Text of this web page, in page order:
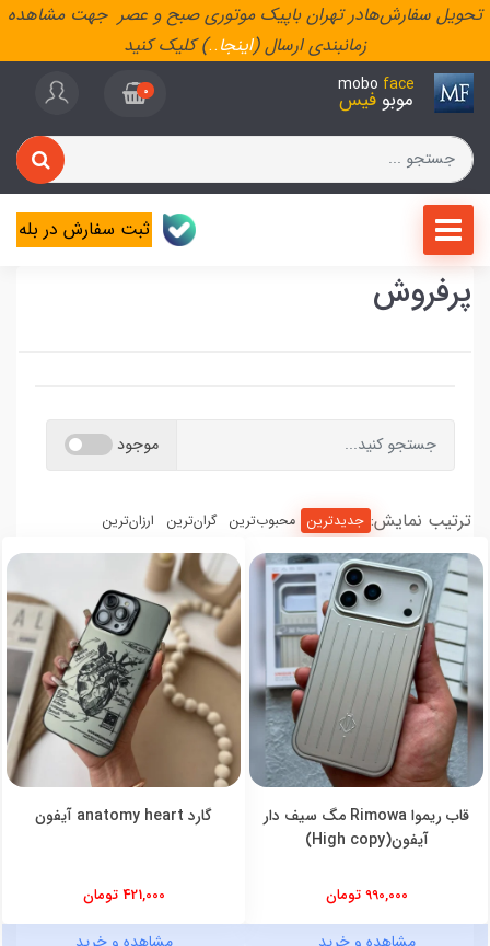
تحویل سفارش‌هادر تهران باپیک موتوری صبح و عصر جهت مشاهده
زمانبندی ارسال (اینجا..) کلیک کنید
mobo face
موبو فیس 0
ثبت سفارش در بله
پرفروش
موجود
ترتیب نمایش: جدیدترین محبوب‌ترین گران‌ترین ارزان‌ترین
قاب ریموا Rimowa مگ سیف دار
آیفون(High copy)
990,000 تومان
گارد anatomy heart آیفون
421,000 تومان